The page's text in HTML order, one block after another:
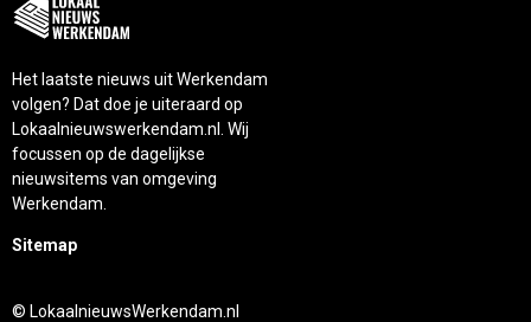
Het laatste nieuws uit Werkendam
volgen? Dat doe je uiteraard op
Lokaalnieuwswerkendam.nl. Wij
focussen op de dagelijkse
nieuwsitems van omgeving
Werkendam.
Sitemap
© LokaalnieuwsWerkendam.nl